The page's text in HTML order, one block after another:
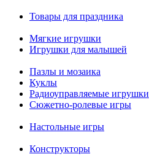
Товары для праздника
Мягкие игрушки
Игрушки для малышей
Пазлы и мозаика
Куклы
Радиоуправляемые игрушки
Сюжетно-ролевые игры
Настольные игры
Конструкторы